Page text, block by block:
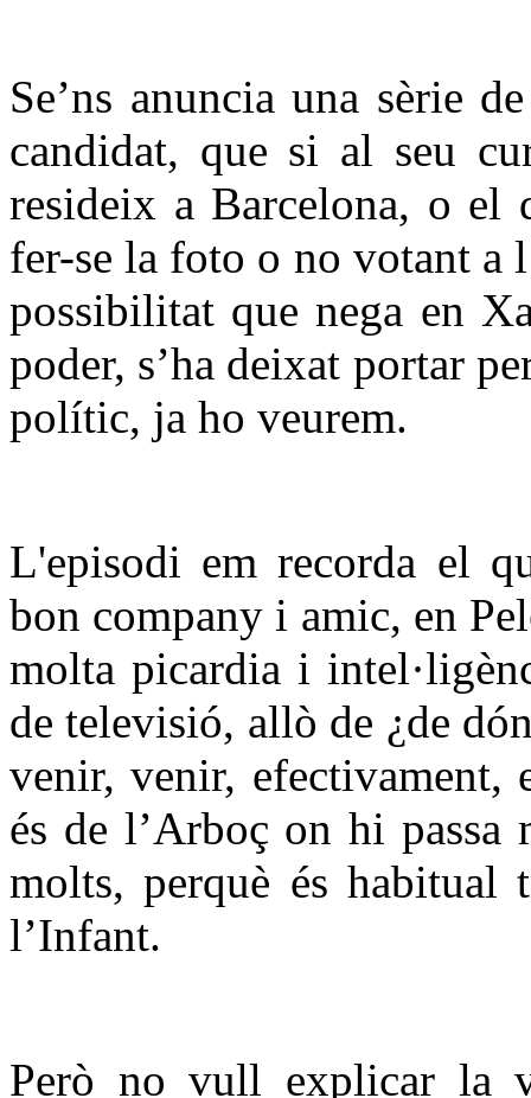
Se’ns anuncia una sèrie
candidat, que si al seu
resideix a Barcelona, o el
fer-se la foto o no votant a
possibilitat que nega en
poder, s’ha deixat portar
polític, ja ho veurem.
L'episodi em recorda el
bon company i amic, en
molta picardia i
de televisió, allò de ¿de
venir, venir, efectivament,
és de l’Arboç on hi passa
molts, perquè és habitual
l’Infant.
Però no vull explicar la